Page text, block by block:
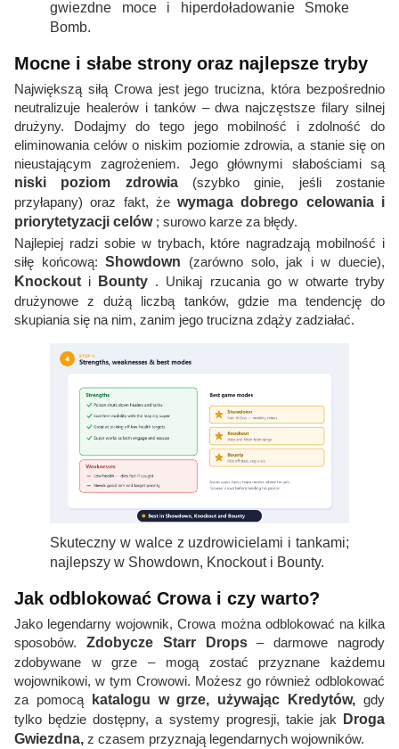
gwiezdne moce i hiperdoładowanie Smoke
Bomb.
Mocne i słabe strony oraz najlepsze tryby
Największą siłą Crowa jest jego trucizna, która bezpośrednio
neutralizuje healerów i tanków – dwa najczęstsze filary silnej
drużyny. Dodajmy do tego jego mobilność i zdolność do
eliminowania celów o niskim poziomie zdrowia, a stanie się on
nieustającym zagrożeniem. Jego głównymi słabościami są
niski poziom zdrowia(szybko ginie, jeśli zostanie
przyłapany) oraz fakt, żewymaga dobrego celowania i
priorytetyzacji celów; surowo karze za błędy.
Najlepiej radzi sobie w trybach, które nagradzają mobilność i
siłę końcową:Showdown (zarówno solo, jak i w duecie),
Knockout i Bounty . Unikaj rzucania go w otwarte tryby
drużynowe z dużą liczbą tanków, gdzie ma tendencję do
skupiania się na nim, zanim jego trucizna zdąży zadziałać.
Skuteczny w walce z uzdrowicielami i tankami;
najlepszy w Showdown, Knockout i Bounty.
Jak odblokować Crowa i czy warto?
Jako legendarny wojownik, Crowa można odblokować na kilka
sposobów. Zdobycze Starr Drops– darmowe nagrody
zdobywane w grze – mogą zostać przyznane każdemu
wojownikowi, w tym Crowowi. Możesz go również odblokować
za pomocą
katalogu w grze, używając Kredytów, gdy
tylko będzie dostępny, a systemy progresji, takie jak
Droga
Gwiezdna, z czasem przyznają legendarnych wojowników.